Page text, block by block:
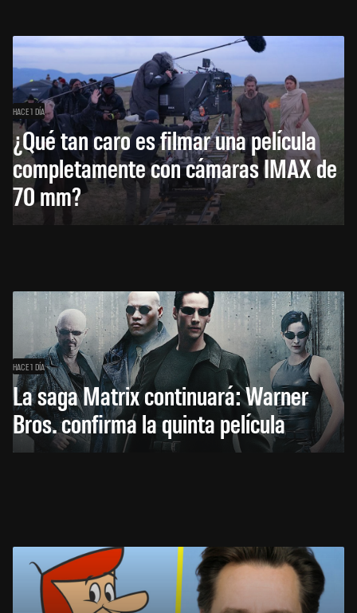
HACE 1 DÍA
¿Qué tan caro es filmar una película
completamente con cámaras IMAX de
70 mm?
HACE 1 DÍA
La saga Matrix continuará: Warner
Bros. confirma la quinta película